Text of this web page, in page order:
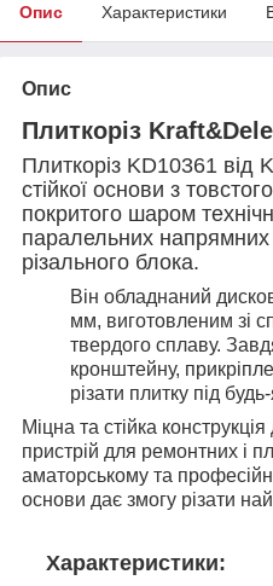
Опис Характеристики
Опис
Плиткоріз
Плиткоріз KD10361 від
стійкої основи з
покритого шаром
паралельних напрямних
різального блока.
Він обладнаний
мм, виготовленим зі
твердого сплаву.
кронштейну,
різати плитку під
Міцна та стійка
пристрій для ремонтних і
аматорському та
основи дає змогу різати
Характеристики: